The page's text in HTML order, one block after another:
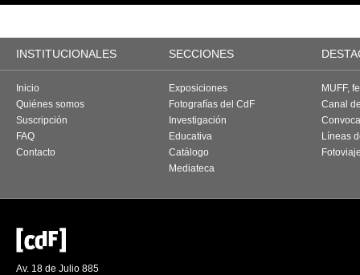
INSTITUCIONALES SECCIONES
Inicio
Quiénes somos
Suscripción
FAQ
Contacto
Exposiciones
Fotografías del CdF
Investigación
Educativa
Catálogo
Mediateca
MUFF,
Canal
Líneas
Av. 18 de Julio 885